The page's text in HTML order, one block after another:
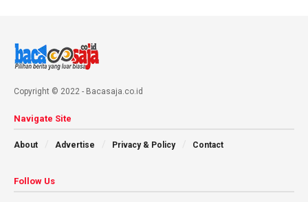
Copyright © 2022 - Bacasaja.co.id
Navigate Site
About Advertise Privacy & Policy Contact
Follow Us